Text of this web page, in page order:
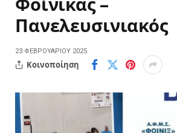
Φοίνικας –
Πανελευσινιακός
23 ΦΕΒΡΟΥΑΡΊΟΥ 2025
Κοινοποίηση